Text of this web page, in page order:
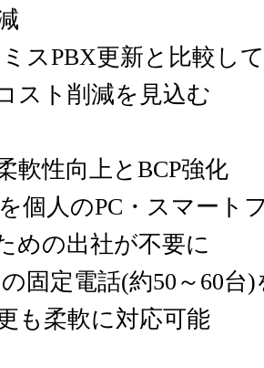
ミスPBX更新と比較し
スト削減を見込む
軟性向上とBCP強化
個人のPC・スマート
めの出社が不要に
固定電話(約50～60台
も柔軟に対応可能